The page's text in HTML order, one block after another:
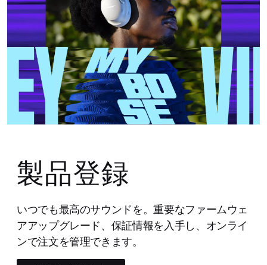
製品登録
いつでも最高のサウンドを。重要なファームウェ
アアップグレード、保証情報を入手し、オンライ
ンで注文を管理できます。